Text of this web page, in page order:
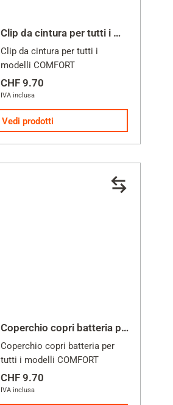
Clip da cintura per tutti i modelli COMFORT
Clip da cintura per tutti i
modelli COMFORT
CHF 9.70
IVA inclusa
Vedi prodotti
Coperchio copri batteria per tutti i modelli COMFORT
Coperchio copri batteria per
tutti i modelli COMFORT
CHF 9.70
IVA inclusa